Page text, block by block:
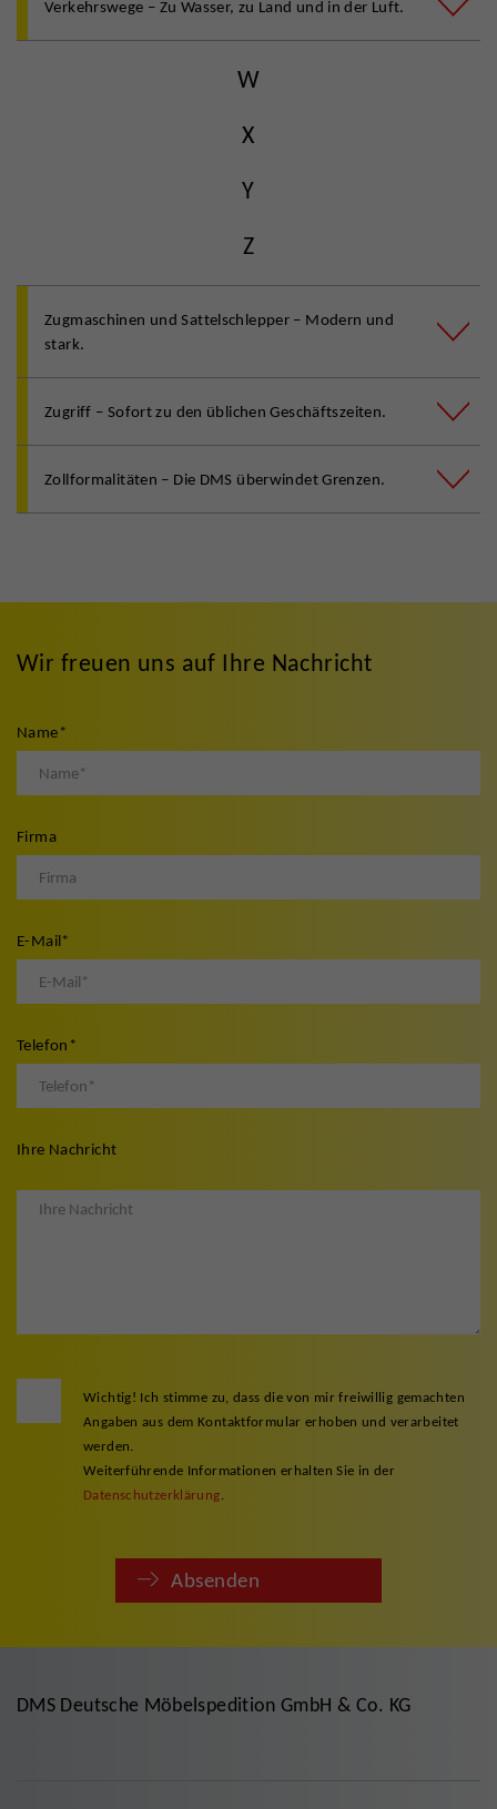
Verkehrswege – Zu Wasser, zu Land und in der Luft.
W
X
Y
Z
Zugmaschinen und Sattelschlepper – Modern und
stark.
Zugriff – Sofort zu den üblichen Geschäftszeiten.
Zollformalitäten – Die DMS überwindet Grenzen.
Wir freuen uns auf Ihre Nachricht
Name*
Firma
E-Mail*
Telefon *
Ihre Nachricht
Wichtig! Ich stimme zu, dass die von mir freiwillig gemachten
Angaben aus dem Kontaktformular erhoben und verarbeitet
werden.
Weiterführende Informationen erhalten Sie in der
Datenschutzerklärung.
Absenden
DMS Deutsche Möbelspedition GmbH & Co. KG